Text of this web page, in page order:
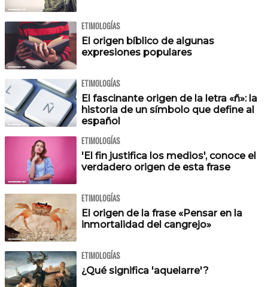
ETIMOLOGÍAS
El origen bíblico de algunas
expresiones populares
ETIMOLOGÍAS
El fascinante origen de la letra «ñ»: la
historia de un símbolo que define al
español
ETIMOLOGÍAS
'El fin justifica los medios', conoce el
verdadero origen de esta frase
ETIMOLOGÍAS
El origen de la frase «Pensar en la
inmortalidad del cangrejo»
ETIMOLOGÍAS
¿Qué significa 'aquelarre'?